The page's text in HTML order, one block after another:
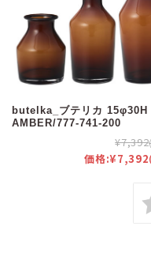
butelka_ブテリカ 15φ30H
AMBER/777-741-200
¥7,392
価格:¥7,392